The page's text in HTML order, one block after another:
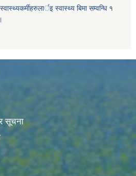
स्वास्थ्य बिमा सम्वन्धि १
सूचना